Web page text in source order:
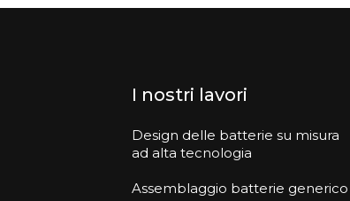
I nostri lavori
Design delle batterie su misura
ad alta tecnologia
Assemblaggio batterie generico